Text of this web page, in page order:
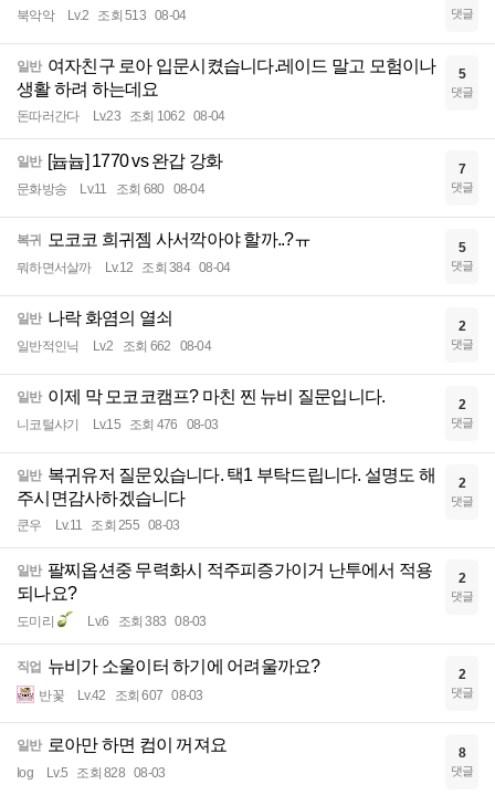
북악악 Lv.2 조회 513 08-04 댓글
일반 여자친구 로아 입문시켰습니다.레이드 말고 모험이나
생활 하려 하는데요
돈따러간다 Lv.23 조회 1062 08-04
5
댓글
일반 [늅늅] 1770 vs 완갑 강화
문화방송 Lv.11 조회 680 08-04
7
댓글
복귀 모코코 희귀젬 사서깍아야 할까..?ㅠ
뭐하면서살까 Lv.12 조회 384 08-04
5
댓글
일반 나락 화염의 열쇠
일반적인닉 Lv.2 조회 662 08-04
2
댓글
일반 이제 막 모코코캠프? 마친 찐 뉴비 질문입니다.
니코털샤기 Lv.15 조회 476 08-03
2
댓글
일반 복귀유저 질문있습니다. 택1 부탁드립니다. 설명도 해
주시면감사하겠습니다
쿤우 Lv.11 조회 255 08-03
2
댓글
일반 팔찌옵션중 무력화시 적주피증가이거 난투에서 적용
되나요?
도미리 Lv.6 조회 383 08-03
2
댓글
직업 뉴비가 소울이터 하기에 어려울까요?
반꽃 Lv.42 조회 607 08-03
2
댓글
일반 로아만 하면 컴이 꺼져요
Iog Lv.5 조회 828 08-03
8
댓글